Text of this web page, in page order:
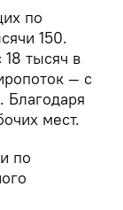
по
150.
тысяч в
— с
Благодаря
мест.
по